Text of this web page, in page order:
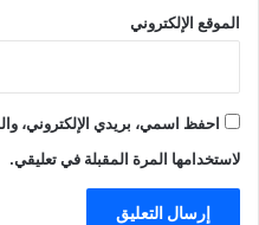
الموقع الإلكتروني
احفظ اسمي، بريدي الإلكتروني،
لاستخدامها المرة المقبلة في تعليقي.